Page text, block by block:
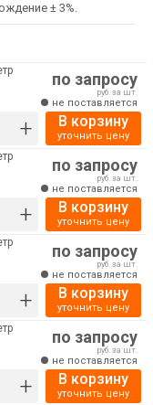
± 3%.
+
по запросу
руб. за шт.
не поставляется
В корзину
уточнить цену
+
по запросу
руб. за шт.
не поставляется
В корзину
уточнить цену
+
по запросу
руб. за шт.
не поставляется
В корзину
уточнить цену
+
по запросу
руб. за шт.
не поставляется
В корзину
уточнить цену